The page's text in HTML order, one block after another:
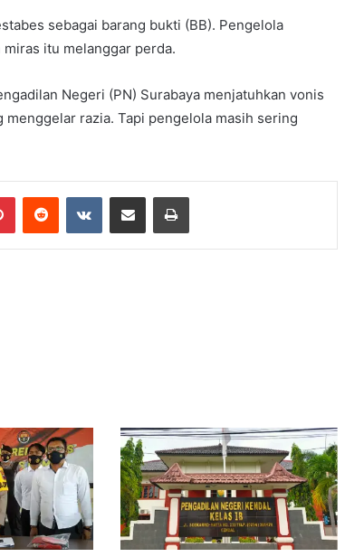
sebagai barang bukti (BB). Pengelola
itu melanggar perda.
Negeri (PN) Surabaya menjatuhkan vonis
razia. Tapi pengelola masih sering
PinterestReddit VKontakteShare via Email Print